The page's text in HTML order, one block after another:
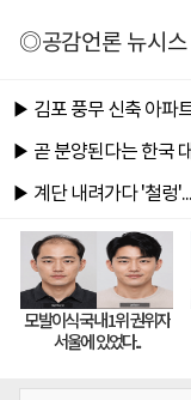
◎공감언론 뉴시스